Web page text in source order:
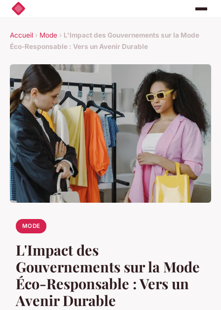
Accueil › Mode › L'Impact des Gouvernements sur la Mode
Éco-Responsable : Vers un Avenir Durable
MODE
L'Impact des
Gouvernements sur la Mode
Éco-Responsable : Vers un
Avenir Durable